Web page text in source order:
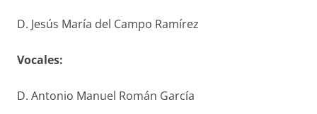
D. Jesús María del Campo Ramírez
Vocales:
D. Antonio Manuel Román García